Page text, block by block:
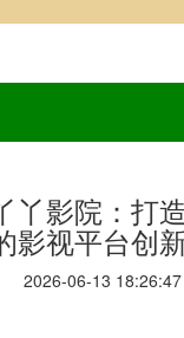
丫影院：打
影视平台创
2026-06-13 18:26:47